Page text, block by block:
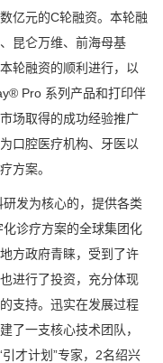
亿元的C轮融资。本轮融
昆仑万维、前海母基
轮融资的顺利进行，以
Pro 系列产品和打印伴
场取得的成功经验推广
口腔医疗机构、牙医以
方案。
发为核心的，提供各类
诊疗方案的全球集团化
方政府青睐，受到了许
进行了投资，充分体现
支持。迅实在发展过程
了一支核心技术团队，
才计划”专家，2名绍兴